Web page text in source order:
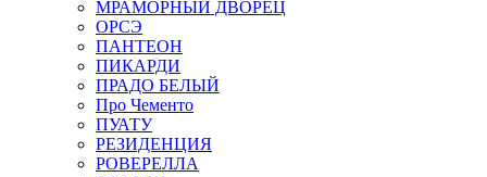
МРАМОРНЫЙ ДВОРЕЦ
ОРСЭ
ПАНТЕОН
ПИКАРДИ
ПРАДО БЕЛЫЙ
Про Чементо
ПУАТУ
РЕЗИДЕНЦИЯ
РОВЕРЕЛЛА